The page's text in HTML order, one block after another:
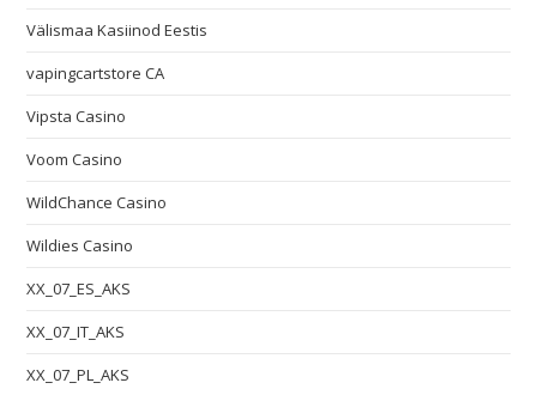
Välismaa Kasiinod Eestis
vapingcartstore CA
Vipsta Casino
Voom Casino
WildChance Casino
Wildies Casino
XX_07_ES_AKS
XX_07_IT_AKS
XX_07_PL_AKS